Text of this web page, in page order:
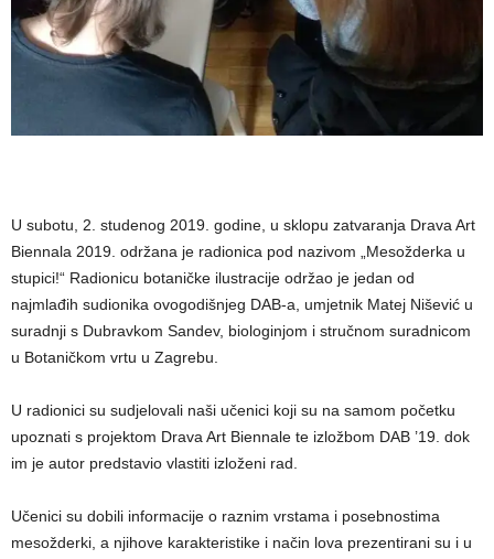
U subotu, 2. studenog 2019. godine, u sklopu zatvaranja Drava Art
Biennala 2019. održana je radionica pod nazivom „Mesožderka u
stupici!“ Radionicu botaničke ilustracije održao je jedan od
najmlađih sudionika ovogodišnjeg DAB-a, umjetnik Matej Nišević u
suradnji s Dubravkom Sandev, biologinjom i stručnom suradnicom
u Botaničkom vrtu u Zagrebu.
U radionici su sudjelovali naši učenici koji su na samom početku
upoznati s projektom Drava Art Biennale te izložbom DAB ’19. dok
im je autor predstavio vlastiti izloženi rad.
Učenici su dobili informacije o raznim vrstama i posebnostima
mesožderki, a njihove karakteristike i način lova prezentirani su i u